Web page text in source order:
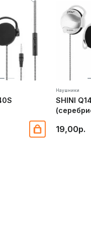
треков.
Наушники
SHINI
19,00р.